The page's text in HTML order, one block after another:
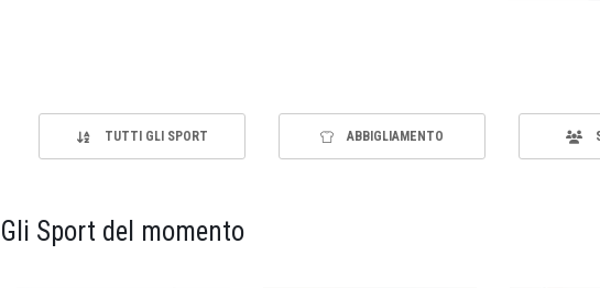
TUTTI GLI SPORT ABBIGLIAMENTO
Gli Sport del momento